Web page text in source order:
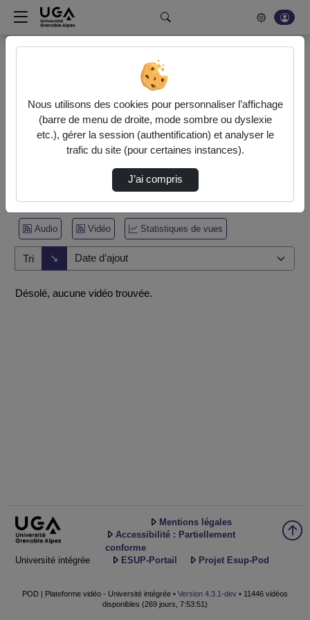
Rechercher un média sur POD
Bonjour, votre serveur vidéo a été mis à jour. Nous sommes
en train de finaliser son optimisation. L'encodage de vos
vidéos fonctionne (ne pas tenir compte du message d'erreur
actuel à la fin de votre encodage).
0 vidéo trouvée
Audio Vidéo Statistiques de vues
Tri ↘
Direction de tri
Désolé, aucune vidéo trouvée.
Université intégrée
Mentions légales
Accessibilité : Partiellement
conforme
ESUP-Portail
Projet Esup-Pod
POD | Plateforme vidéo - Université intégrée • Version 4.3.1-dev • 11446 vidéos
disponibles (269 jours, 7:53:51)
Nous utilisons des cookies pour personnaliser l’affichage
(barre de menu de droite, mode sombre ou dyslexie
etc.), gérer la session (authentification) et analyser le
trafic du site (pour certaines instances).
J’ai compris